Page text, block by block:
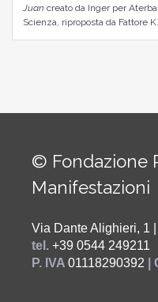
Juan creato da Inger per
Scienza, riproposta da Fattore
© Fondazione
Manifestazioni
Via Dante Alighieri, 1
tel. +39 0544 249211
P. IVA 01118290392 |